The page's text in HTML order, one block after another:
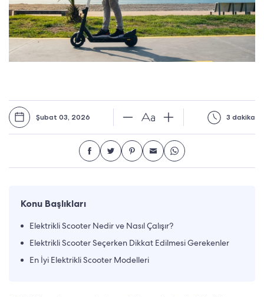
Şubat 03, 2026 3 dakika
Konu Başlıkları
Elektrikli Scooter Nedir ve Nasıl Çalışır?
Elektrikli Scooter Seçerken Dikkat Edilmesi Gerekenler
En İyi Elektrikli Scooter Modelleri